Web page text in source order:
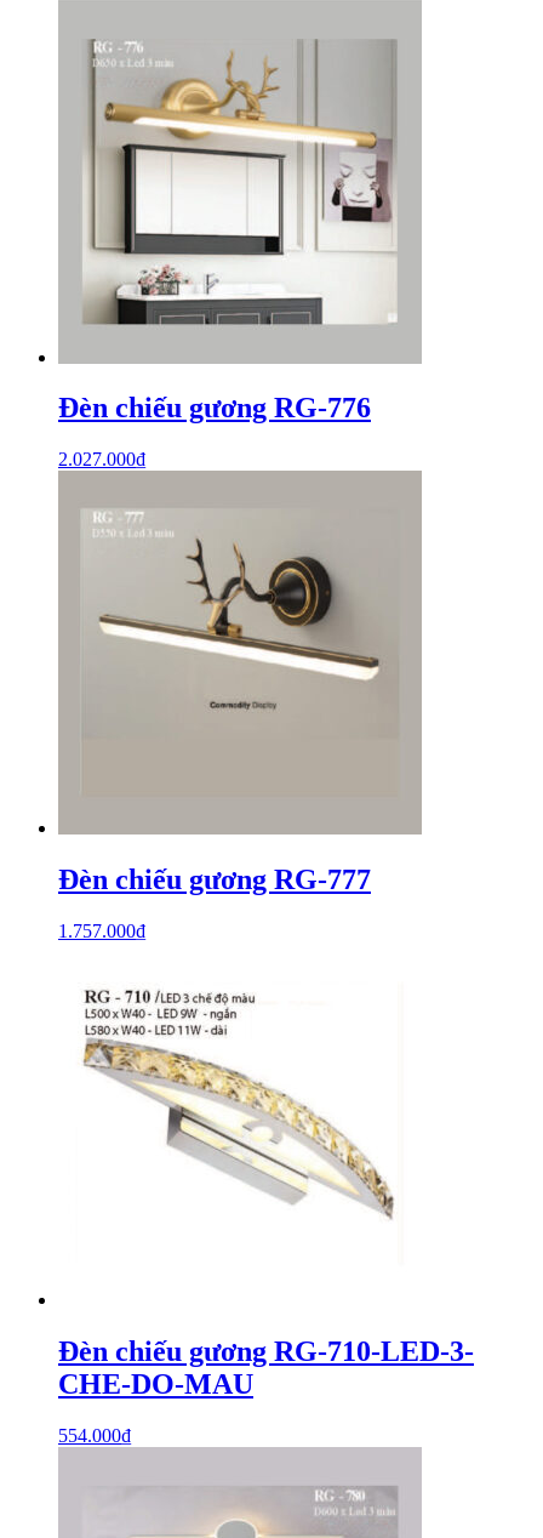
Đèn chiếu gương RG-776
2.027.000₫
Đèn chiếu gương RG-777
1.757.000₫
Đèn chiếu gương RG-710-LED-3-
CHE-DO-MAU
554.000₫